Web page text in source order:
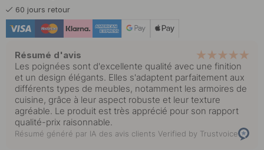
60 jours retour
Résumé d'avis
Les poignées sont d'excellente qualité avec une finition
et un design élégants. Elles s'adaptent parfaitement aux
différents types de meubles, notamment les armoires de
cuisine, grâce à leur aspect robuste et leur texture
agréable. Le produit est très apprécié pour son rapport
qualité-prix raisonnable.
Résumé généré par IA des avis clients Verified by Trustvoice